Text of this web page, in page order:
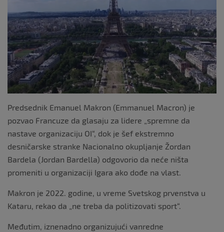
k
Predsednik Emanuel Makron (Emmanuel Macron) je
pozvao Francuze da glasaju za lidere „spremne da
nastave organizaciju OI“, dok je šef ekstremno
desničarske stranke Nacionalno okupljanje Žordan
Bardela (Jordan Bardella) odgovorio da neće ništa
promeniti u organizaciji Igara ako dođe na vlast.
Makron je 2022. godine, u vreme Svetskog prvenstva u
Kataru, rekao da „ne treba da politizovati sport“.
Međutim, iznenadno organizujući vanredne